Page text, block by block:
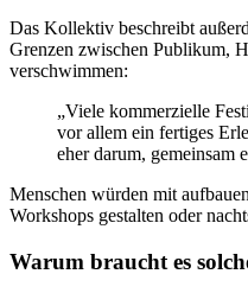
Das Kollektiv beschreibt
Grenzen zwischen Publikum,
verschwimmen:
„Viele kommerzielle
vor allem ein fertiges
eher darum, gemeinsam
Menschen würden mit
Workshops gestalten oder
Warum braucht es